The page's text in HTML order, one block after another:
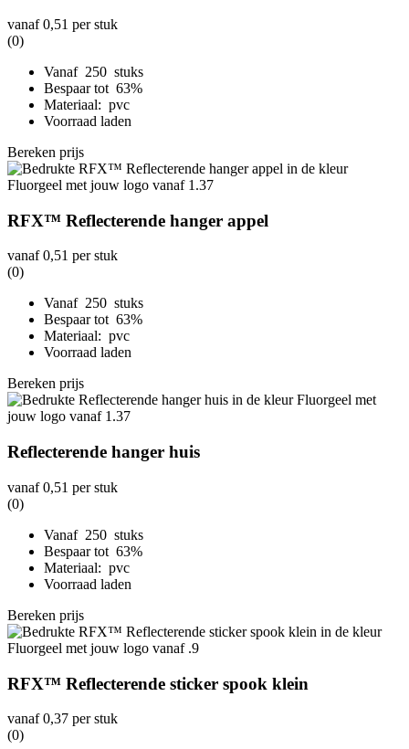
vanaf0,51 per stuk
(0)
Vanaf 250 stuks
Bespaar tot 63%
Materiaal: pvc
Voorraad laden
Bereken prijs
RFX™ Reflecterende hanger appel
vanaf0,51 per stuk
(0)
Vanaf 250 stuks
Bespaar tot 63%
Materiaal: pvc
Voorraad laden
Bereken prijs
Reflecterende hanger huis
vanaf0,51 per stuk
(0)
Vanaf 250 stuks
Bespaar tot 63%
Materiaal: pvc
Voorraad laden
Bereken prijs
RFX™ Reflecterende sticker spook klein
vanaf0,37 per stuk
(0)